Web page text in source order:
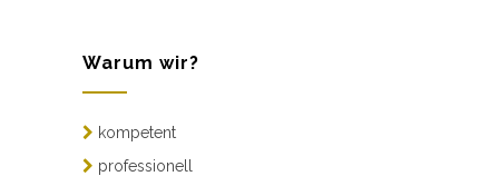
Warum wir?
kompetent
professionell